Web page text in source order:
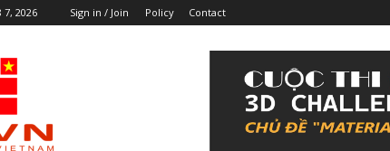
7, 2026 Sign in / Join Policy Contact